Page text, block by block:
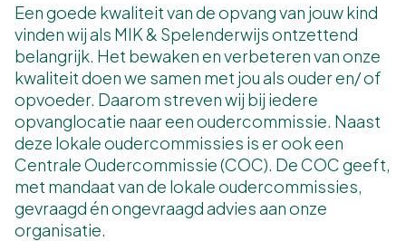
Een goede kwaliteit van de opvang van jouw kind
vinden wij als MIK & Spelenderwijs ontzettend
belangrijk. Het bewaken en verbeteren van onze
kwaliteit doen we samen met jou als ouder en/ of
opvoeder. Daarom streven wij bij iedere
opvanglocatie naar een oudercommissie. Naast
deze lokale oudercommissies is er ook een
Centrale Oudercommissie (COC). De COC geeft,
met mandaat van de lokale oudercommissies,
gevraagd én ongevraagd advies aan onze
organisatie.